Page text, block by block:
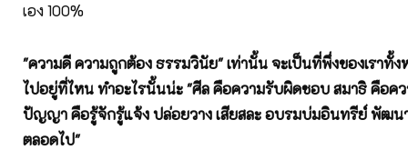
เอง 100%
"ความดี ความถูกต้อง ธรรมวินัย" เท่านั้น จะเป็นที่พึ่งของเราทั้ง
ไปอยู่ที่ไหน ทำอะไรนั้นน่ะ "ศีล คือความรับผิดชอบ สมาธิ คือค
ปัญญา คือรู้จักรู้แจ้ง ปล่อยวาง เสียสละ อบรมบ่มอินทรีย์ พัฒน
ตลอดไป"